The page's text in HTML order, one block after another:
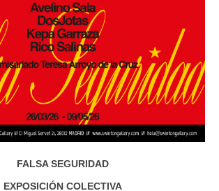
FALSA SEGURIDAD
EXPOSICIÓN COLECTIVA